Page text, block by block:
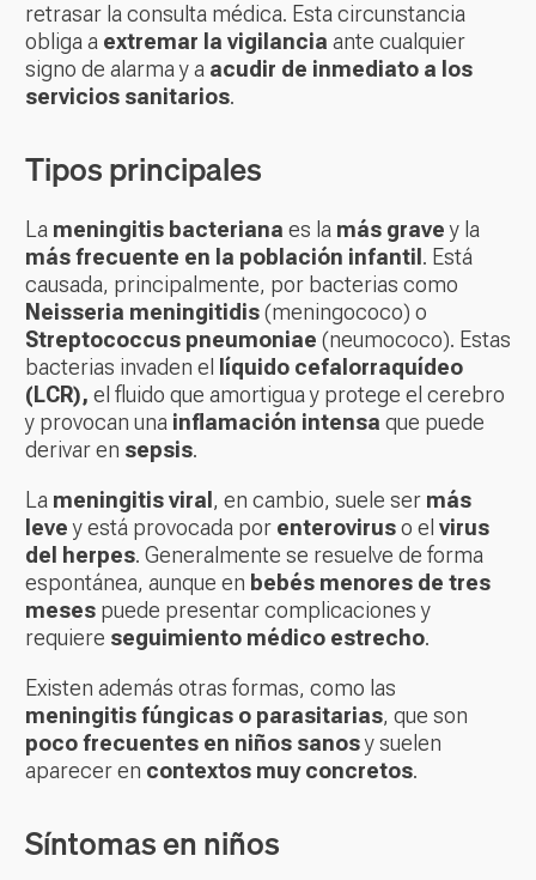
retrasar la consulta médica. Esta circunstancia
obliga a extremar la vigilancia ante cualquier
signo de alarma y a acudir de inmediato a los
servicios sanitarios.
Tipos principales
La meningitis bacteriana es la más gravey la
más frecuente en la población infantil . Está
causada, principalmente, por bacterias como
Neisseria meningitidis(meningococo) o
Streptococcus pneumoniae (neumococo). Estas
bacterias invaden el
líquido cefalorraquídeo
(LCR), el fluido que amortigua y protege el cerebro
y provocan una inflamación intensa que puede
derivar en sepsis.
La meningitis viral , en cambio, suele ser más
levey está provocada por enteroviruso el virus
del herpes. Generalmente se resuelve de forma
espontánea, aunque en bebés menores de tres
meses puede presentar complicaciones y
requiere seguimiento médico estrecho.
Existen además otras formas, como las
meningitis fúngicas o parasitarias, que son
poco frecuentes en niños sanosy suelen
aparecer en contextos muy concretos.
Síntomas en niños